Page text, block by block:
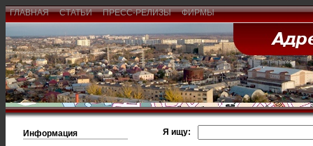
ГЛАВНАЯ СТАТЬИ ПРЕСС-РЕЛИЗЫ ФИРМЫ
Информация
Я ищу: